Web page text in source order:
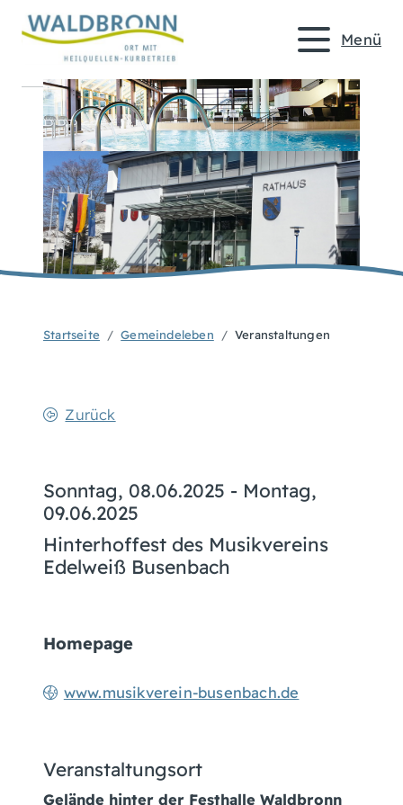
Menü
Startseite Gemeindeleben Veranstaltungen
Zurück
Sonntag, 08.06.2025 - Montag,
09.06.2025
Hinterhoffest des Musikvereins
Edelweiß Busenbach
Homepage
www.musikverein-busenbach.de
Veranstaltungsort
Gelände hinter der Festhalle Waldbronn